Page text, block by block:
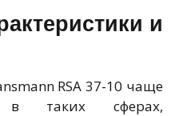
и
RSA 37-10 чаще
в таких сферах,